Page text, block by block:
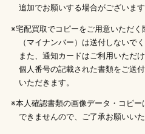
追加でお願いする場合がございます
※宅配買取でコピーをご用意いただ
（マイナンバー）は送付しないでく
また、通知カードはご利用いただけ
個人番号の記載された書類をご送
いただきます。
※本人確認書類の画像データ・コピ
できませんので、ご了承お願いいた